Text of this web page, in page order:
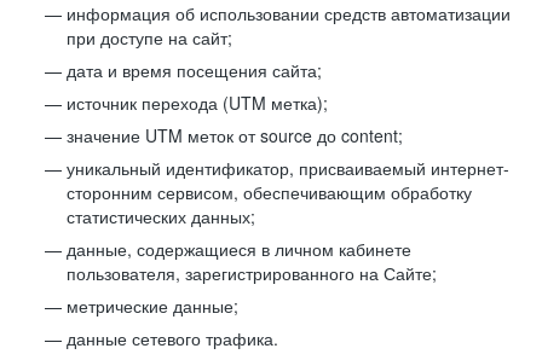
информация об использовании средств автоматизации
при доступе на сайт;
дата и время посещения сайта;
источник перехода (UTM метка);
значение UTM меток от source до content;
уникальный идентификатор, присваиваемый интернет-
сторонним сервисом, обеспечивающим обработку
статистических данных;
данные, содержащиеся в личном кабинете
пользователя, зарегистрированного на Сайте;
метрические данные;
данные сетевого трафика.